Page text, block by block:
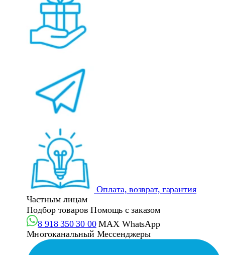
Оплата, возврат, гарантия
Частным лицам
Подбор товаров Помощь с заказом
8 918 350 30 00 MAX WhatsApp
Многоканальный Мессенджеры